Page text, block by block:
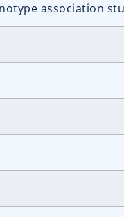
association